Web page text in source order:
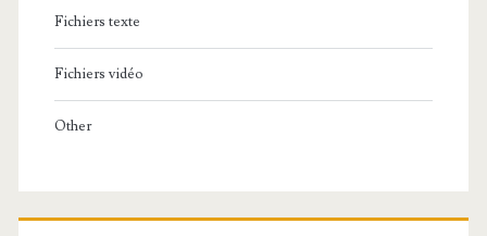
Fichiers texte
Fichiers vidéo
Other